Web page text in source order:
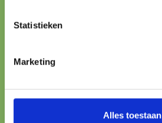
Statistieken
Marketing
Alles toestaan
All major methods
We’re here to help